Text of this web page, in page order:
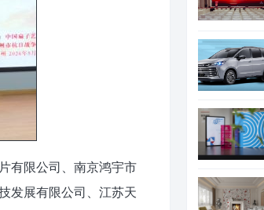
有限公司、南京鸿宇市
发展有限公司、江苏天